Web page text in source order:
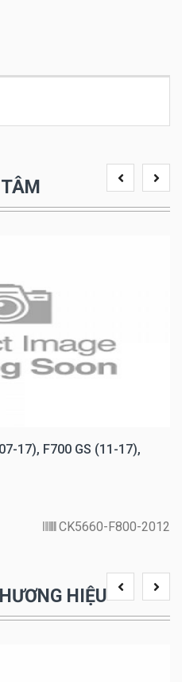
17), F700 GS (11-17),
CK5660-F800-2012
HIỆU